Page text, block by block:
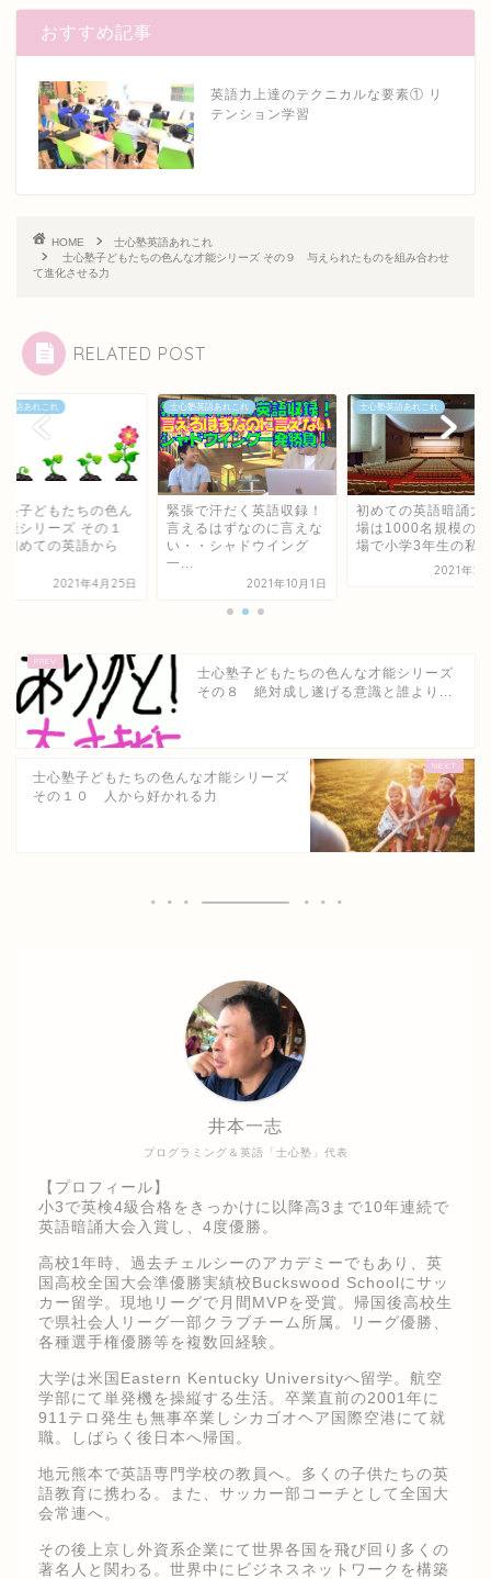
おすすめ記事
英語力上達のテクニカルな要素① リ
テンション学習
HOME
士心塾英語あれこれ
士心塾子どもたちの色んな才能シリーズ その９ 与えられたものを組み合わせ
て進化させる力
RELATED POST
英語あれこれ
塾子どもたちの色ん
能シリーズ その１
めての英語から
2021年4月25日
士心塾英語あれこれ
緊張で汗だく英語収録！
言えるはずなのに言えな
い・・シャドウイング
一...
2021年10月1日
士心塾英語あれこれ
初めての英語暗誦大
場は1000名規模の
場で小学3年生の私
2021年2
士心塾子どもたちの色んな才能シリーズ
その８ 絶対成し遂げる意識と誰より...
士心塾子どもたちの色んな才能シリーズ
その１０ 人から好かれる力
プログラミング＆英語「士心塾」代表
井本一志
【プロフィール】
小3で英検4級合格をきっかけに以降高3まで10年連続で
英語暗誦大会入賞し、4度優勝。
高校1年時、過去チェルシーのアカデミーでもあり、英
国高校全国大会準優勝実績校Buckswood Schoolにサッ
カー留学。現地リーグで月間MVPを受賞。帰国後高校生
で県社会人リーグ一部クラブチーム所属。リーグ優勝、
各種選手権優勝等を複数回経験。
大学は米国Eastern Kentucky Universityへ留学。航空
学部にて単発機を操縦する生活。卒業直前の2001年に
911テロ発生も無事卒業しシカゴオヘア国際空港にて就
職。しばらく後日本へ帰国。
地元熊本で英語専門学校の教員へ。多くの子供たちの英
語教育に携わる。また、サッカー部コーチとして全国大
会常連へ。
その後上京し外資系企業にて世界各国を飛び回り多くの
著名人と関わる。世界中にビジネスネットワークを構築